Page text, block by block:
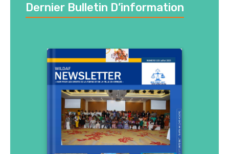
Dernier Bulletin D’information